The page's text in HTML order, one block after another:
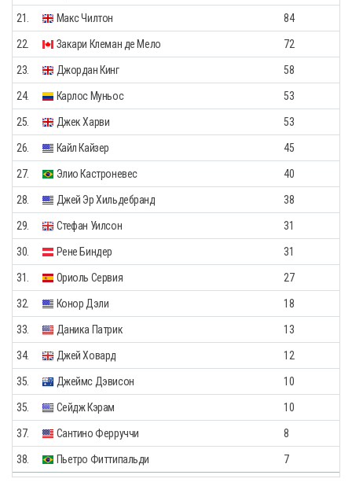
21. Макс Чилтон 84
22. Закари Клеман де Мело 72
23. Джордан Кинг 58
24. Карлос Муньос 53
25. Джек Харви 53
26. Кайл Кайзер 45
27. Элио Кастроневеc 40
28. Джей Эр Хильдебранд 38
29. Стефан Уилсон 31
30. Рене Биндер 31
31. Ориоль Сервия 27
32. Конор Дэли 18
33. Даника Патрик 13
34. Джей Ховард 12
35. Джеймс Дэвисон 10
35. Сейдж Кэрам 10
37. Сантино Ферруччи 8
38. Пьетро Фиттипальди 7